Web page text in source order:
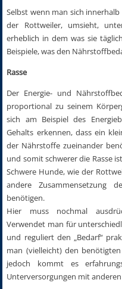
Selbst wenn man sich
der Rottweiler, umsieht,
erheblich in dem was sie
Beispiele, was den
Rasse
Der Energie- und
proportional zu seinem
sich am Beispiel des
Gehalts erkennen, dass ein
der Nährstoffe zueinander
und somit schwerer die Rasse
Schwere Hunde, wie der
andere Zusammensetzung
benötigen.
Hier muss nochmal
Verwendet man für
und reguliert den „Bedarf“
man (vielleicht) den
jedoch kommt es
Unterversorgungen mit